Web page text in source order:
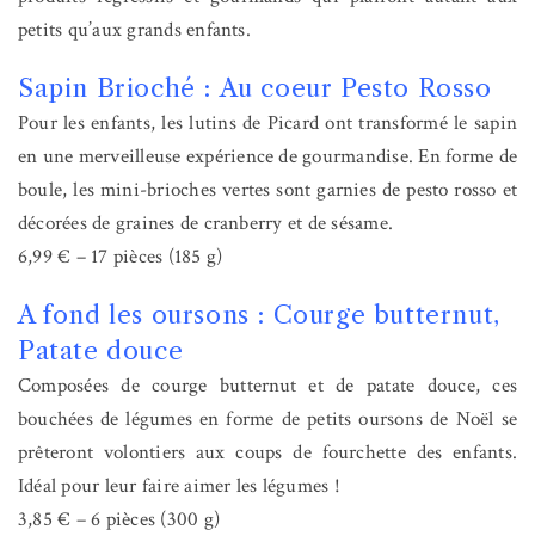
petits qu’aux grands enfants.
Sapin Brioché : Au coeur Pesto Rosso
Pour les enfants, les lutins de Picard ont transformé le sapin
en une merveilleuse expérience de gourmandise. En forme de
boule, les mini-brioches vertes sont garnies de pesto rosso et
décorées de graines de cranberry et de sésame.
6,99 € – 17 pièces (185 g)
A fond les oursons : Courge butternut,
Patate douce
Composées de courge butternut et de patate douce, ces
bouchées de légumes en forme de petits oursons de Noël se
prêteront volontiers aux coups de fourchette des enfants.
Idéal pour leur faire aimer les légumes !
3,85 € – 6 pièces (300 g)